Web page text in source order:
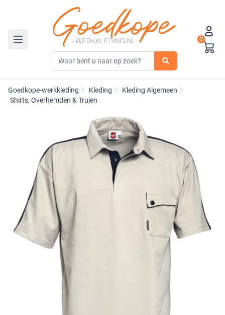
Toggle navigation
0
Goedkope-werkkleding Kleding
Kleding Algemeen
Shirts, Overhemden & Truien